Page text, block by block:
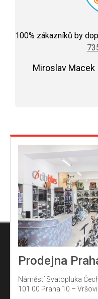
100% zákazníků by
Miroslav Macek
Prodejna
Náměstí Svatopluka
101 00 Praha 10 –